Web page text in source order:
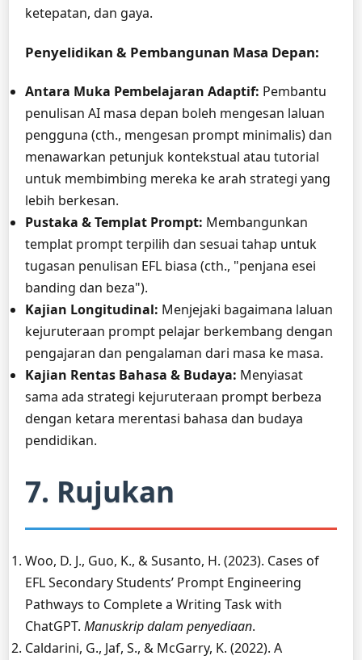
ketepatan, dan gaya.
Penyelidikan & Pembangunan Masa Depan:
Antara Muka Pembelajaran Adaptif: Pembantu
penulisan AI masa depan boleh mengesan laluan
pengguna (cth., mengesan prompt minimalis) dan
menawarkan petunjuk kontekstual atau tutorial
untuk membimbing mereka ke arah strategi yang
lebih berkesan.
Pustaka & Templat Prompt: Membangunkan
templat prompt terpilih dan sesuai tahap untuk
tugasan penulisan EFL biasa (cth., "penjana esei
banding dan beza").
Kajian Longitudinal: Menjejaki bagaimana laluan
kejuruteraan prompt pelajar berkembang dengan
pengajaran dan pengalaman dari masa ke masa.
Kajian Rentas Bahasa & Budaya: Menyiasat
sama ada strategi kejuruteraan prompt berbeza
dengan ketara merentasi bahasa dan budaya
pendidikan.
7. Rujukan
Woo, D. J., Guo, K., & Susanto, H. (2023). Cases of
EFL Secondary Students’ Prompt Engineering
Pathways to Complete a Writing Task with
ChatGPT. Manuskrip dalam penyediaan.
Caldarini, G., Jaf, S., & McGarry, K. (2022). A